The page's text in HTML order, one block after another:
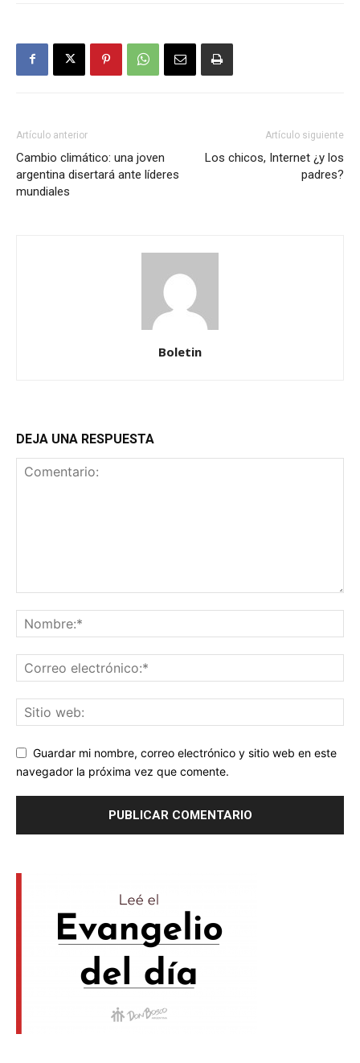
Artículo anterior
Cambio climático: una joven
argentina disertará ante líderes
mundiales
Artículo siguiente
Los chicos, Internet ¿y los
padres?
Boletin
DEJA UNA RESPUESTA
Guardar mi nombre, correo electrónico y sitio web en este
navegador la próxima vez que comente.